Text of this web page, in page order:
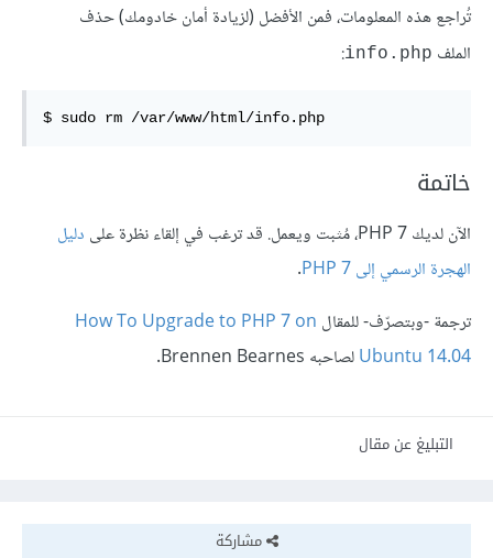
تُراجع هذه المعلومات، فمن الأفضل (لزيادة أمان خادومك) حذف
الملف info.php
:
$ sudo rm /var/www/html/info.php
خاتمة
الآن لديك PHP 7، مُثبت ويعمل. قد ترغب في إلقاء نظرة على
دليل
الهجرة الرسمي إلى PHP 7
.
ترجمة -وبتصرّف- للمقال How To Upgrade to PHP 7 on
Ubuntu 14.04لصاحبه Brennen Bearnes.
التبليغ عن مقال
مشاركة